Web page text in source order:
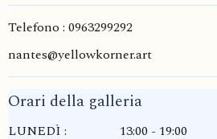
Telefono : 0963299292
nantes@yellowkorner.art
Orari della galleria
LUNEDÌ :
13:00 - 19:00